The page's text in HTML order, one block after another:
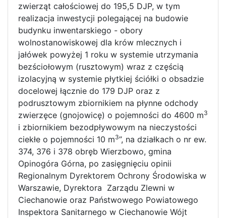
zwierząt całościowej do 195,5 DJP, w tym
realizacja inwestycji polegającej na budowie
budynku inwentarskiego - obory
wolnostanowiskowej dla krów mlecznych i
jałówek powyżej 1 roku w systemie utrzymania
bezściołowym (rusztowym) wraz z częścią
izolacyjną w systemie płytkiej ściółki o obsadzie
docelowej łącznie do 179 DJP oraz z
podrusztowym zbiornikiem na płynne odchody
zwierzęce (gnojowicę) o pojemności do 4600 m3
i zbiornikiem bezodpływowym na nieczystości
ciekłe o pojemności 10 m3”, na działkach o nr ew.
374, 376 i 378 obręb Wierzbowo, gmina
Opinogóra Górna, po zasięgnięciu opinii
Regionalnym Dyrektorem Ochrony Środowiska w
Warszawie, Dyrektora Zarządu Zlewni w
Ciechanowie oraz Państwowego Powiatowego
Inspektora Sanitarnego w Ciechanowie Wójt